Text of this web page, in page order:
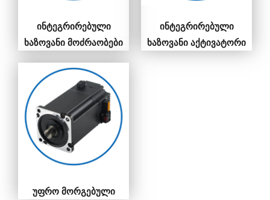
ინტეგრირებული
ხაზოვანი მოძრაობები
ინტეგრირებული
ხაზოვანი აქტივატორი
უფრო მორგებული